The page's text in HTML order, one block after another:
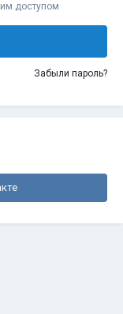
доступом
Забыли пароль?